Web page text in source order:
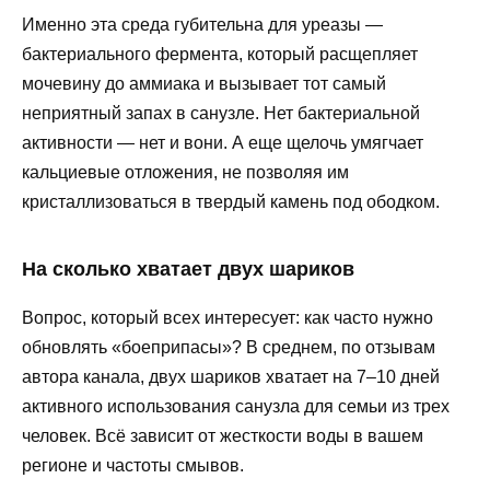
Именно эта среда губительна для уреазы —
бактериального фермента, который расщепляет
мочевину до аммиака и вызывает тот самый
неприятный запах в санузле. Нет бактериальной
активности — нет и вони. А еще щелочь умягчает
кальциевые отложения, не позволяя им
кристаллизоваться в твердый камень под ободком.
На сколько хватает двух шариков
Вопрос, который всех интересует: как часто нужно
обновлять «боеприпасы»? В среднем, по отзывам
автора канала, двух шариков хватает на 7–10 дней
активного использования санузла для семьи из трех
человек. Всё зависит от жесткости воды в вашем
регионе и частоты смывов.